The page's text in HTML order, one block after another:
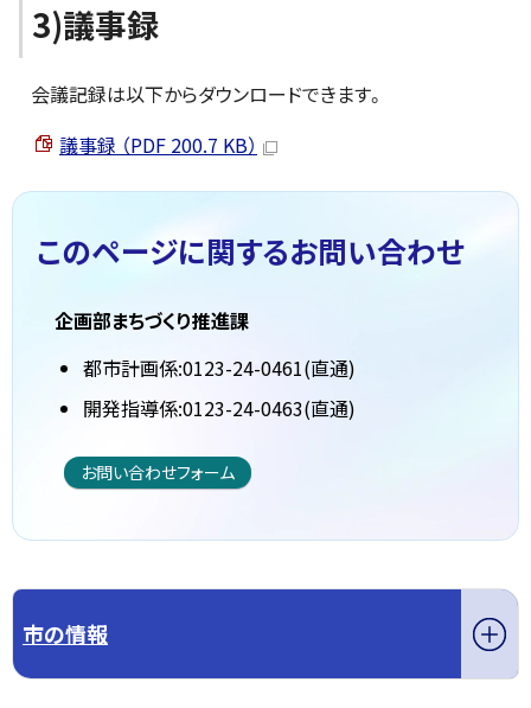
3)議事録
会議記録は以下からダウンロードできます。
議事録 （PDF 200.7 KB）
このページに関するお問い合わせ
企画部まちづくり推進課
都市計画係:0123-24-0461(直通)
開発指導係:0123-24-0463(直通)
お問い合わせフォーム
市の情報